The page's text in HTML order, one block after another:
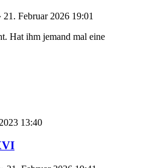
21. Februar 2026 19:01
Hat ihm jemand mal eine
13:40